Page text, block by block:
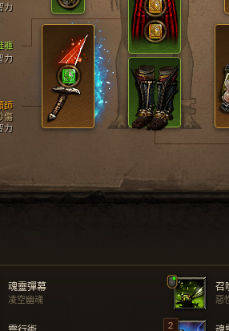
褲
力
師
傷
力
力
魂靈彈幕
凌空幽魂
召
惡